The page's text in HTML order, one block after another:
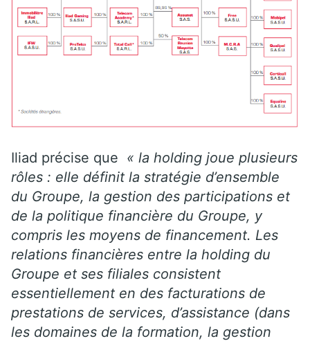
Iliad précise que « la holding joue plusieurs
rôles : elle définit la stratégie d’ensemble
du Groupe, la gestion des participations et
de la politique financière du Groupe, y
compris les moyens de financement. Les
relations financières entre la holding du
Groupe et ses filiales consistent
essentiellement en des facturations de
prestations de services, d’assistance (dans
les domaines de la formation, la gestion